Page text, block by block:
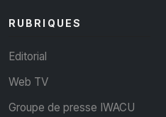
RUBRIQUES
Editorial
Web TV
Groupe de presse IWACU